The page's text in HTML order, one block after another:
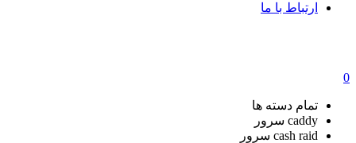
ارتباط با ما
0
تمام دسته ها
caddy سرور
cash raid سرور